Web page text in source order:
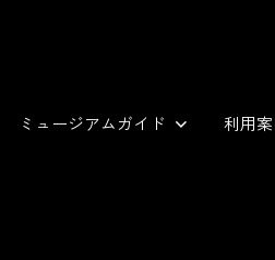
ミュージアムガイド 利用